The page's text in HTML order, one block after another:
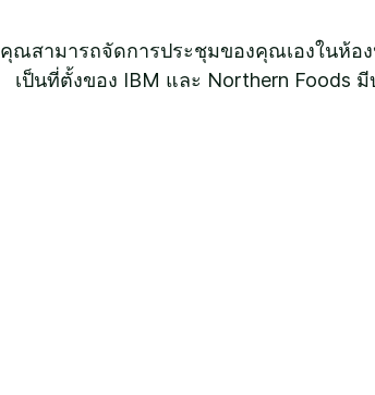
คุณสามารถจัดการประชุมของคุณเองในห้อ
เป็นที่ตั้งของ IBM และ Northern Foods